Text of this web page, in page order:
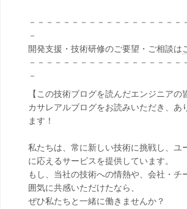
－－－－－－－－－－－－－－－－－－
－
開発支援・技術研修のご要望・ご相談は
－－－－－－－－－－－－－－－－－－
－
【この技術ブログを読んだエンジニアの
カサレアルブログをお読みいただき、あ
ます！
私たちは、常に新しい技術に挑戦し、ユ
に応えるサービスを提供しています。
もし、当社の技術への情熱や、会社・チ
囲気に共感いただけたなら、
ぜひ私たちと一緒に働きませんか？